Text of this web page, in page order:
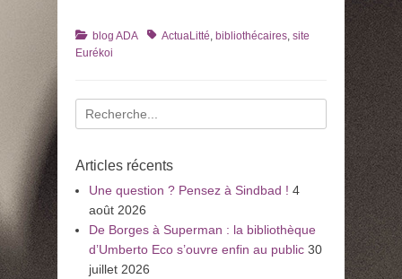
Catégories
blog ADA TagsActuaLitté bibliothécaires site
Eurékoi
Recherche
pour
Articles récents
Une question ? Pensez à Sindbad ! 4
août 2026
De Borges à Superman : la bibliothèque
d’Umberto Eco s’ouvre enfin au public 30
juillet 2026